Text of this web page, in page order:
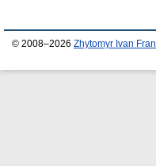
© 2008–2026 Zhytomyr Ivan